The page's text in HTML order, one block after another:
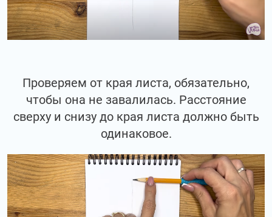
Проверяем от края листа, обязательно,
чтобы она не завалилась. Расстояние
сверху и снизу до края листа должно быть
одинаковое.